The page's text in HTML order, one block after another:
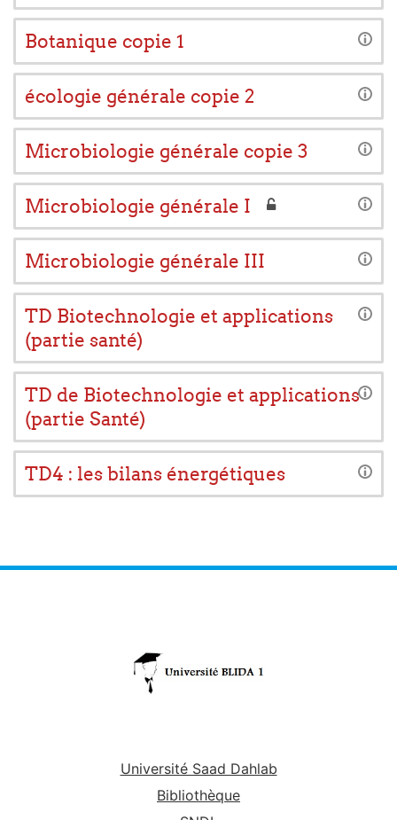
Botanique copie 1
écologie générale copie 2
Microbiologie générale copie 3
Microbiologie générale I
Microbiologie générale III
TD Biotechnologie et applications
(partie santé)
TD de Biotechnologie et applications
(partie Santé)
TD4 : les bilans énergétiques
Université Saad Dahlab
Bibliothèque